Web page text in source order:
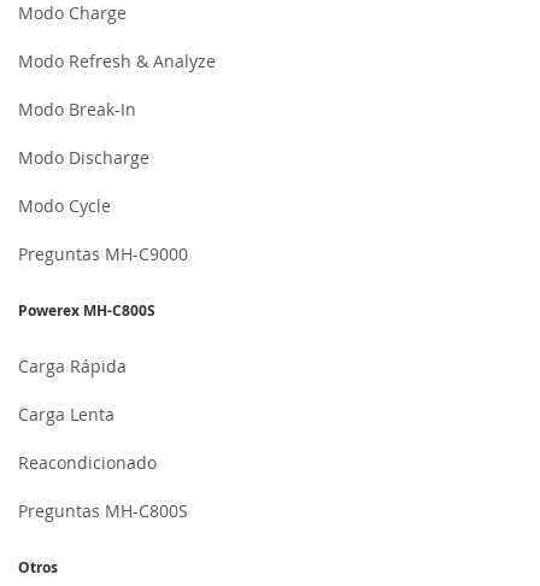
Modo Charge
Modo Refresh & Analyze
Modo Break-In
Modo Discharge
Modo Cycle
Preguntas MH-C9000
Powerex MH-C800S
Carga Rápida
Carga Lenta
Reacondicionado
Preguntas MH-C800S
Otros